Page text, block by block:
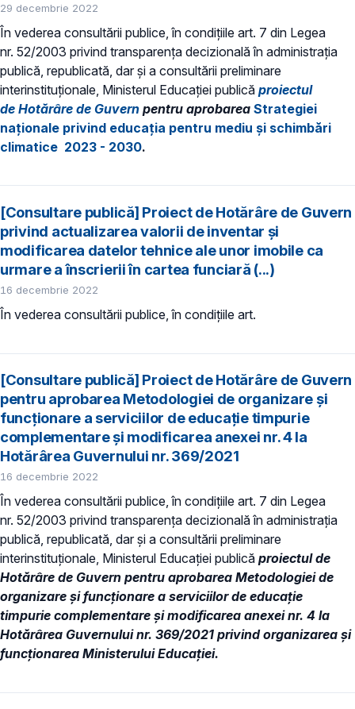
29 decembrie 2022
În vederea consultării publice, în condiţiile art. 7 din Legea
nr. 52/2003 privind transparenţa decizională în administraţia
publică, republicată, dar și a consultării preliminare
interinstituționale, Ministerul Educaţiei publică proiectul
de Hotărâre de Guvern pentru aprobarea Strategiei
naționale privind educația pentru mediu și schimbări
climatice 2023 - 2030.
[Consultare publică] Proiect de Hotărâre de Guvern
privind actualizarea valorii de inventar și
modificarea datelor tehnice ale unor imobile ca
urmare a înscrierii în cartea funciară (...)
16 decembrie 2022
În vederea consultării publice, în condiţiile art.
[Consultare publică] Proiect de Hotărâre de Guvern
pentru aprobarea Metodologiei de organizare și
funcționare a serviciilor de educație timpurie
complementare şi modificarea anexei nr. 4 la
Hotărârea Guvernului nr. 369/2021
16 decembrie 2022
În vederea consultării publice, în condiţiile art. 7 din Legea
nr. 52/2003 privind transparenţa decizională în administraţia
publică, republicată, dar și a consultării preliminare
interinstituționale, Ministerul Educaţiei publică proiectul de
Hotărâre de Guvern pentru aprobarea Metodologiei de
organizare și funcționare a serviciilor de educație
timpurie complementare şi modificarea anexei nr. 4 la
Hotărârea Guvernului nr. 369/2021 privind organizarea şi
funcţionarea Ministerului Educaţiei.